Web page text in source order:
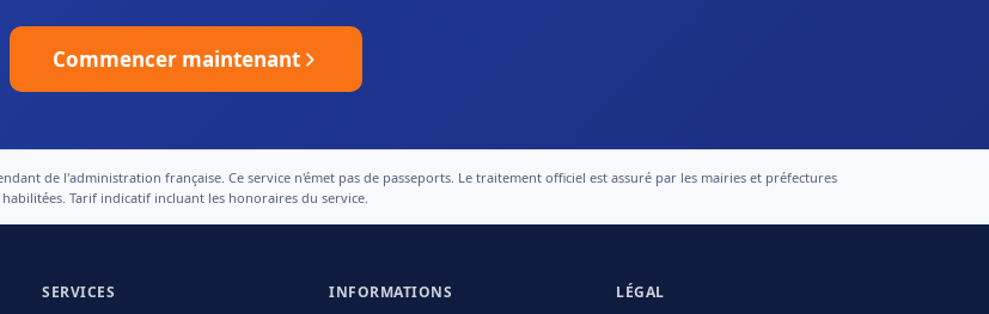
Commencer maintenant
de l'administration française. Ce service n'émet pas de passeports. Le traitement officiel est assuré par les mairies et préfectures
habilitées. Tarif indicatif incluant les honoraires du service.
SERVICES INFORMATIONS LÉGAL